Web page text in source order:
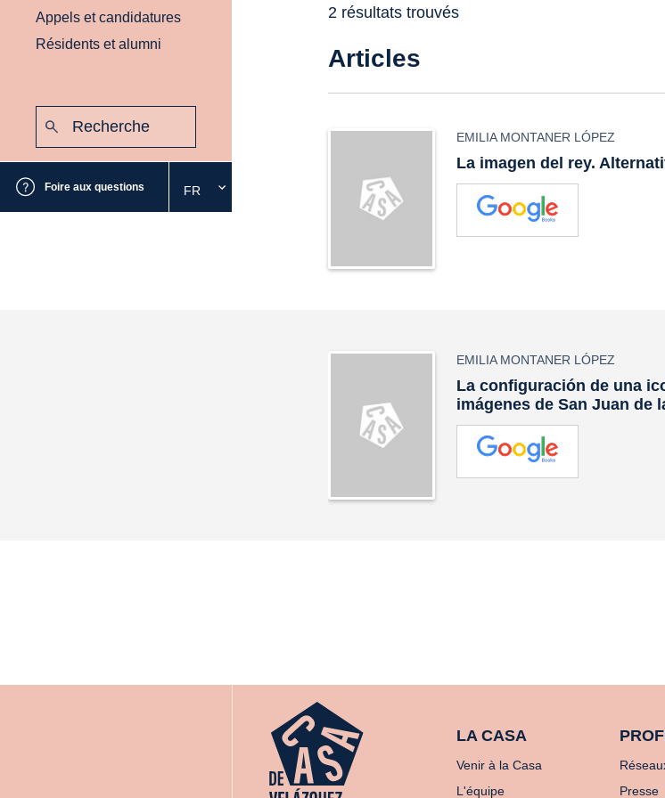
Appels et candidatures
Résidents et alumni
Foire aux questions
Sélectionnez
la
FR
2 résultats trouvés
Articles
EMILIA MONTANER LÓPEZ
La imagen del rey.
EMILIA MONTANER LÓPEZ
La configuración de una
imágenes de San Juan de
LA CASA
Venir à la Casa
L'équipe
Presse